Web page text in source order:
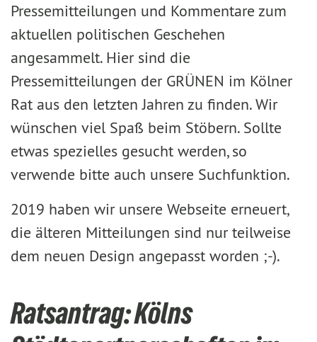
Pressemitteilungen und Kommentare zum
aktuellen politischen Geschehen
angesammelt. Hier sind die
Pressemitteilungen der GRÜNEN im Kölner
Rat aus den letzten Jahren zu finden. Wir
wünschen viel Spaß beim Stöbern. Sollte
etwas spezielles gesucht werden, so
verwende bitte auch unsere Suchfunktion.
2019 haben wir unsere Webseite erneuert,
die älteren Mitteilungen sind nur teilweise
dem neuen Design angepasst worden ;-).
Ratsantrag: Kölns